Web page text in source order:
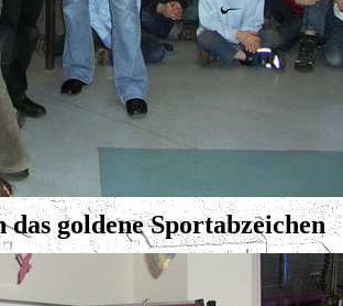
goldene Sportabzeichen